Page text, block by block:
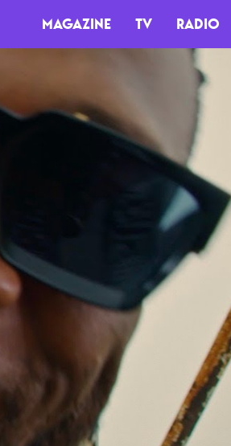
MAGAZINE TV RADIO
TV
Clips
Live
Documentaires
Web-séries